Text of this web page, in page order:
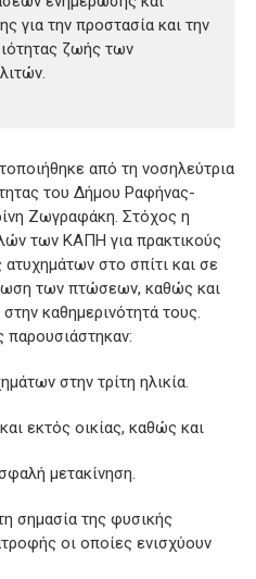
για την προστασία και την
ζωής των
από τη νοσηλεύτρια
του Δήμου Ραφήνας-
Ζωγραφάκη. Στόχος η
των ΚΑΠΗ για πρακτικούς
στο σπίτι και σε
των πτώσεων, καθώς και
καθημερινότητά τους.
παρουσιάστηκαν:
στην τρίτη ηλικία.
εκτός οικίας, καθώς και
μετακίνηση.
σημασία της φυσικής
οι οποίες ενισχύουν